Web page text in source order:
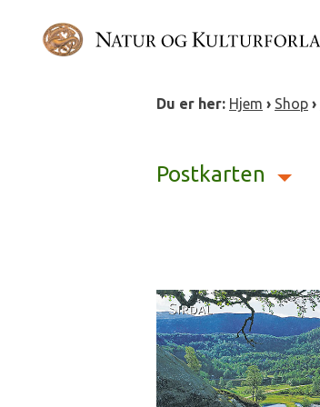
content
Du er her: Hjem › Shop ›
Postkarten